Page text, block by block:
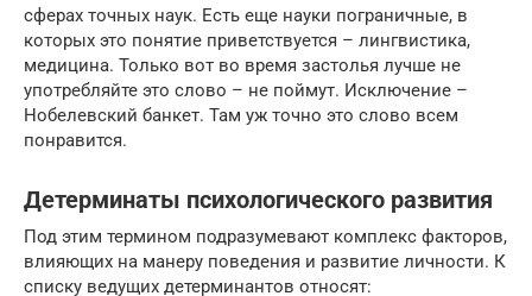
сферах точных наук. Есть еще науки пограничные, в
которых это понятие приветствуется – лингвистика,
медицина. Только вот во время застолья лучше не
употребляйте это слово – не поймут. Исключение –
Нобелевский банкет. Там уж точно это слово всем
понравится.
Детерминаты психологического развития
Под этим термином подразумевают комплекс факторов,
влияющих на манеру поведения и развитие личности. К
списку ведущих детерминантов относят: